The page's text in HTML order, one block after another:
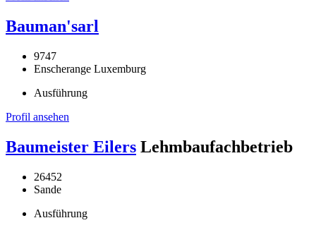
Bauman'sarl
9747
Enscherange Luxemburg
Ausführung
Profil ansehen
Baumeister Eilers Lehmbaufachbetrieb
26452
Sande
Ausführung